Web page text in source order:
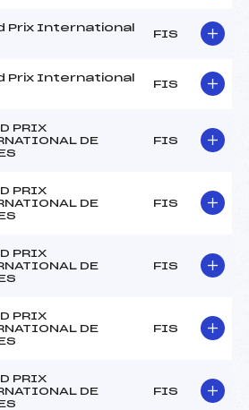
Prix International
FIS
Prix International
FIS
PRIX
DE
FIS
PRIX
DE
FIS
PRIX
DE
FIS
PRIX
DE
FIS
PRIX
DE
FIS